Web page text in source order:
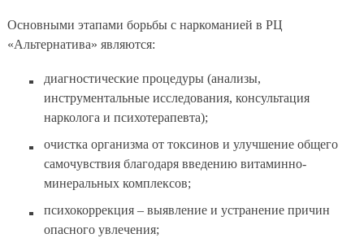
Основными этапами борьбы с наркоманией в РЦ
«Альтернатива» являются:
диагностические процедуры (анализы,
инструментальные исследования, консультация
нарколога и психотерапевта);
очистка организма от токсинов и улучшение общего
самочувствия благодаря введению витаминно-
минеральных комплексов;
психокоррекция – выявление и устранение причин
опасного увлечения;